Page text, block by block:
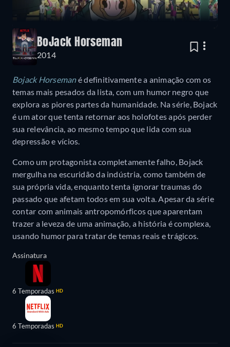
BoJack Horseman
2014
Bojack Horsemané definitivamente a animação com os
temas mais pesados da lista, com um humor negro que
explora as piores partes da humanidade. Na série, Bojack
é um ator que tenta retornar aos holofotes após perder
sua relevância, ao mesmo tempo que lida com sua
depressão e vícios.
Como um protagonista completamente falho, Bojack
mergulha na escuridão da indústria, como também de
sua própria vida, enquanto tenta ignorar traumas do
passado que afetam todos em sua volta. Apesar da série
contar com animais antropomórficos que aparentam
trazer a leveza de uma animação, a história é complexa,
usando humor para tratar de temas reais e trágicos.
Assinatura
6 Temporadas HD
6 Temporadas HD